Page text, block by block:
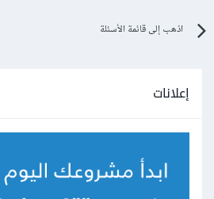
اذهب إلى قائمة الأسئلة
إعلانات